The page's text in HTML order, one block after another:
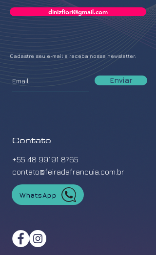
dinizfiori@gmail.com
Cadastre seu e-mail e receba nossa newsletter:
Enviar
Contato
+55 48 99191 8765
contato@feiradafranquia.com.br
WhatsApp